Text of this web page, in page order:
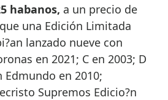
habanos, a un precio de
una Edición Limitada
lanzado nueve con
en 2021; C en 2003; D
Edmundo en 2010;
Supremos Edicio?n